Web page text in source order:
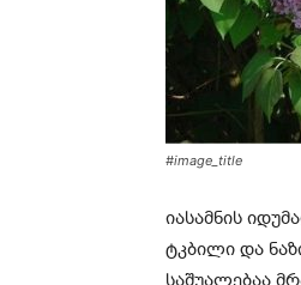
#image_title
იასამნის
ტკბილი და
საშუალებაა